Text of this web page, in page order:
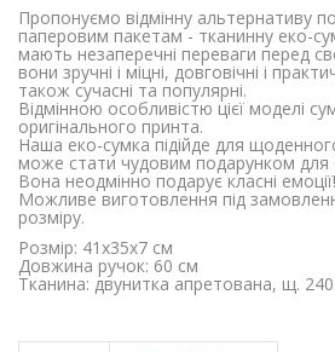
Пропонуємо відмінну альтернативу
паперовим пакетам - тканинну еко-
мають незаперечні переваги перед
вони зручні і міцні, довговічні і
також сучасні та популярні.
Відмінною особливістю цієї моделі
оригінального принта.
Наша еко-сумка підійде для
може стати чудовим подарунком для
Вона неодмінно подарує класні емоції!
Можливе виготовлення під
розміру.
Розмір: 41х35х7 см
Довжина ручок: 60 см
Тканина: двунитка апретована, щ. 240.